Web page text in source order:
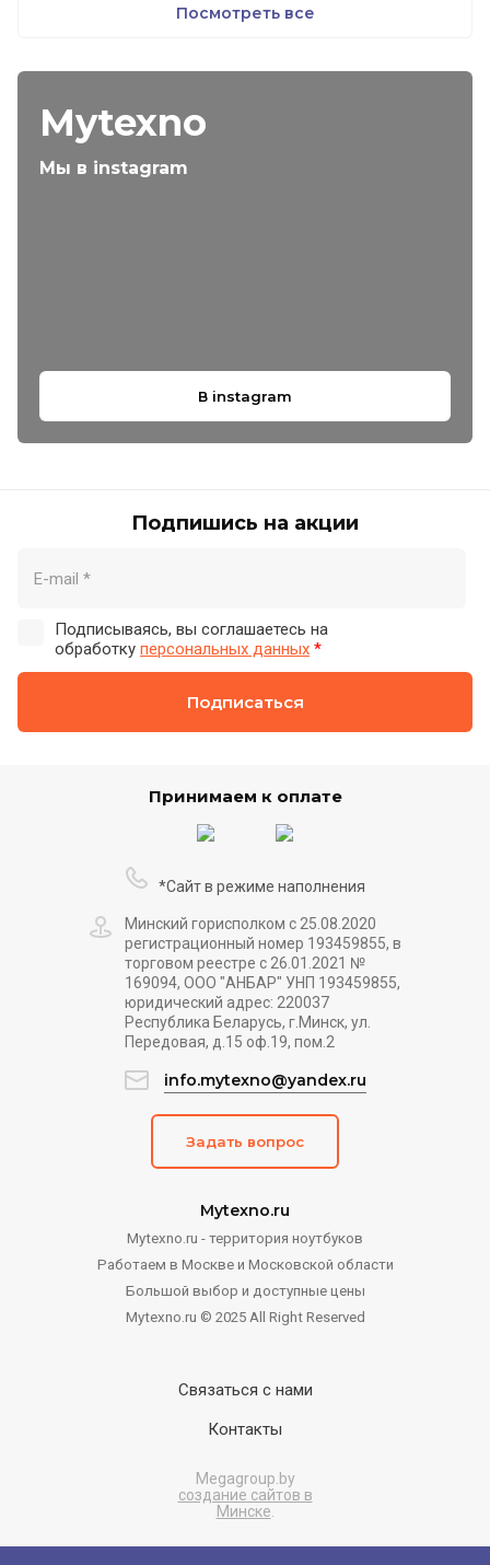
Посмотреть все
Mytexno
Мы в instagram
В instagram
Подпишись на акции
Подписываясь, вы соглашаетесь на
обработку персональных данных *
Подписаться
Принимаем к оплате
Mytexno.ru
Mytexno.ru - территория ноутбуков
Работаем в Москве и Московской области
Большой выбор и доступные цены
Mytexno.ru © 2025 All Right Reserved
*Сайт в режиме наполнения
Минский горисполком с 25.08.2020
регистрационный номер 193459855, в
торговом реестре с 26.01.2021 №
169094, ООО "АНБАР" УНП 193459855,
юридический адрес: 220037
Республика Беларусь, г.Минск, ул.
Передовая, д.15 оф.19, пом.2
info.mytexno@yandex.ru
Задать вопрос
Связаться с нами
Контакты
Megagroup.by
создание сайтов в
Минске